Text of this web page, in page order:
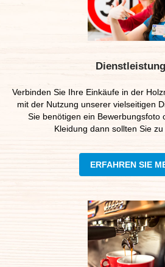
Verbinden Sie Ihre Einkäufe in der
mit der Nutzung unserer vielseitigen
Sie benötigen ein Bewerbungsfoto
Kleidung dann sollten Sie zu
ERFAHREN SIE